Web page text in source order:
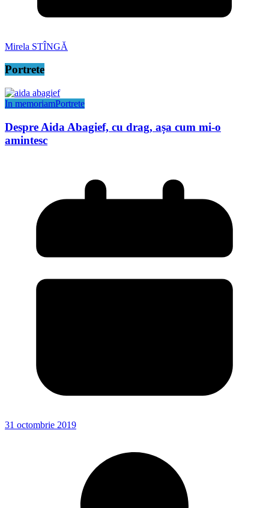
Mirela STÎNGĂ
Portrete
In memoriamPortrete
Despre Aida Abagief, cu drag, așa cum mi-o
amintesc
31 octombrie 2019